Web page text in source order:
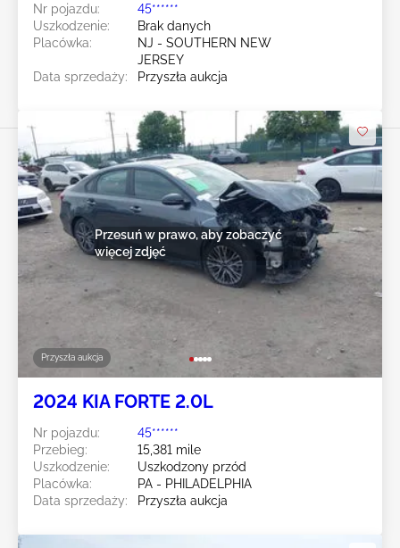
Nr pojazdu:
45******
Uszkodzenie:
Brak danych
Placówka:
NJ - SOUTHERN NEW
JERSEY
Data sprzedaży:
Przyszła aukcja
Przyszła aukcja
Przesuń w prawo, aby zobaczyć
więcej zdjęć
2024 KIA FORTE 2.0L
Nr pojazdu:
45******
Przebieg:
15,381 mile
Uszkodzenie:
Uszkodzony przód
Placówka:
PA - PHILADELPHIA
Data sprzedaży:
Przyszła aukcja